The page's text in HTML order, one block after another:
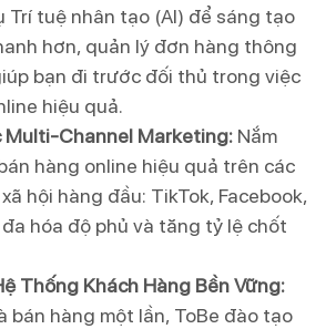
Trí tuệ nhân tạo (AI) để sáng tạo
hơn, quản lý đơn hàng thông
bạn đi trước đối thủ trong việc
hiệu quả.
Multi-Channel Marketing: Nắm
hàng online hiệu quả trên các
hội hàng đầu: TikTok, Facebook,
hóa độ phủ và tăng tỷ lệ chốt
Thống Khách Hàng Bền Vững:
bán hàng một lần, ToBe đào tạo